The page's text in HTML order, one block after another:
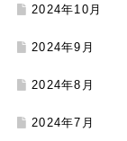
2024年10月
2024年9月
2024年8月
2024年7月